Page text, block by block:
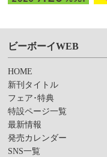
ビーボーイWEB
HOME
新刊タイトル
フェア･特典
特設ページ一覧
最新情報
発売カレンダー
SNS一覧